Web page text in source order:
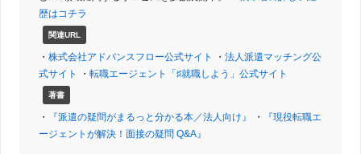
歴はコチラ
関連URL
・ 株式会社アドバンスフロー公式サイト ・ 法人派遣マッチング公
式サイト
・ 転職エージェント「♯就職しよう」公式サイト
著書
・ 『派遣の疑問がまるっと分かる本／法人向け』 ・
『現役転職エ
ージェントが解決！面接の疑問 Q&A』